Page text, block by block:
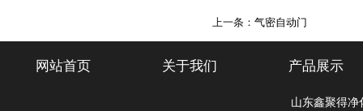
上一条：气密自动门
网站首页 关于我们 产品展示
山东鑫聚得净